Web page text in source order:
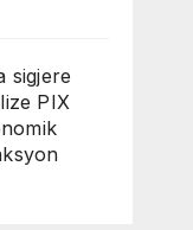
sigjere
PIX